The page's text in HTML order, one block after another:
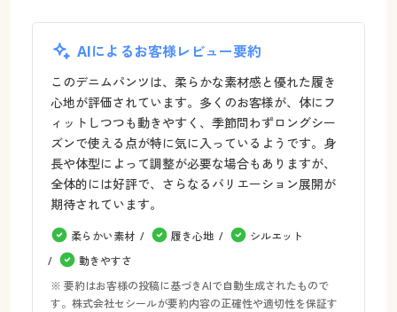
AIによるお客様レビュー要約
このデニムパンツは、柔らかな素材感と優れた履き
心地が評価されています。多くのお客様が、体にフ
ィットしつつも動きやすく、季節問わずロングシー
ズンで使える点が特に気に入っているようです。身
長や体型によって調整が必要な場合もありますが、
全体的には好評で、さらなるバリエーション展開が
期待されています。
柔らかい素材 履き心地
シルエット
動きやすさ
※ 要約はお客様の投稿に基づきAIで自動生成されたもので
す。株式会社セシールが要約内容の正確性や適切性を保証す